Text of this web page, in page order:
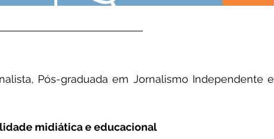
Pós-graduada em Jornalismo Independente e
midiática e educacional